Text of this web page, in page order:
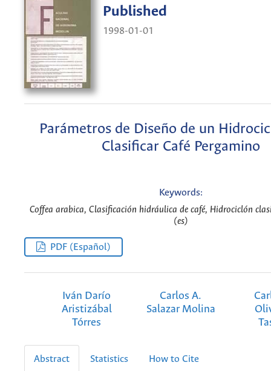
Published
1998-01-01
Parámetros de Diseño de un
Clasificar Café Pergamino
Keywords:
Coffea arabica, Clasificación hidráulica de café, Hidrociclón
(es)
PDF (Español)
Iván Darío
Aristizábal
Tórres
Carlos A.
Salazar Molina
Abstract Statistics How to Cite